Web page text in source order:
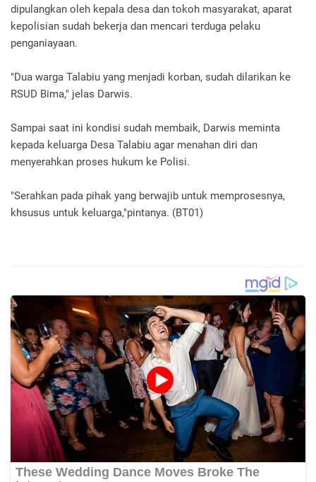
dipulangkan oleh kepala desa dan tokoh masyarakat, aparat
kepolisian sudah bekerja dan mencari terduga pelaku
penganiayaan.
"Dua warga Talabiu yang menjadi korban, sudah dilarikan ke
RSUD Bima," jelas Darwis.
Sampai saat ini kondisi sudah membaik, Darwis meminta
kepada keluarga Desa Talabiu agar menahan diri dan
menyerahkan proses hukum ke Polisi.
"Serahkan pada pihak yang berwajib untuk memprosesnya,
khsusus untuk keluarga,"pintanya. (BT01)